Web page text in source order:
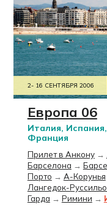
2- 16 СЕНТЯБРЯ 2006
Европа 06
Италия,
Франция
Прилет в Анкону→
Барселона →
Порто → А-Корунья
Лангедок-
Гарда → Римини →